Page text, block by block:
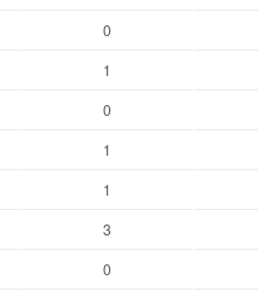
0
1
0
1
1
3
0